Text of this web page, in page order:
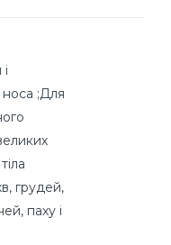
;Для
грудей,
паху і